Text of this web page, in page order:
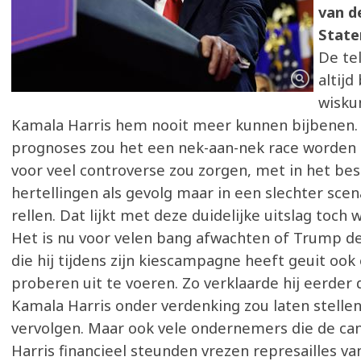
van
De
altijd
Kamala Harris hem nooit meer kunnen bijbenen.
prognoses zou het een nek-aan-nek race
voor veel controverse zou zorgen, met in het
hertellingen als gevolg maar in een slechter
rellen. Dat lijkt met deze duidelijke uitslag toch
Het is nu voor velen bang afwachten of Trump
die hij tijdens zijn kiescampagne heeft geuit
proberen uit te voeren. Zo verklaarde hij eerder
Kamala Harris onder verdenking zou laten
vervolgen. Maar ook vele ondernemers die de
Harris financieel steunden vrezen represailles